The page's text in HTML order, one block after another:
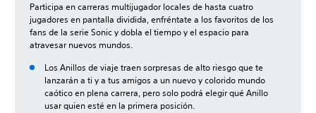
Participa en carreras multijugador locales de hasta cuatro
jugadores en pantalla dividida, enfréntate a los favoritos de los
fans de la serie Sonic y dobla el tiempo y el espacio para
atravesar nuevos mundos.
Los Anillos de viaje traen sorpresas de alto riesgo que te
lanzarán a ti y a tus amigos a un nuevo y colorido mundo
caótico en plena carrera, pero solo podrá elegir qué Anillo
usar quien esté en la primera posición.